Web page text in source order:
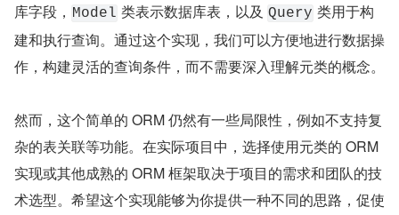
库字段， Model 类表示数据库表，以及 Query 类用于构
建和执行查询。通过这个实现，我们可以方便地进行数据操
作，构建灵活的查询条件，而不需要深入理解元类的概念。
然而，这个简单的 ORM 仍然有一些局限性，例如不支持复
杂的表关联等功能。在实际项目中，选择使用元类的 ORM
实现或其他成熟的 ORM 框架取决于项目的需求和团队的技
术选型。希望这个实现能够为你提供一种不同的思路，促使